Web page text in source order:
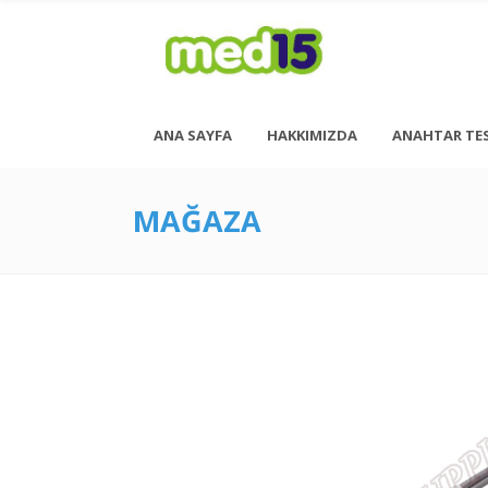
Pazartesi - Cuma 08:00 - 18:00
<h6 style= “font-size: 13px; font-weight: 600;
ANA SAYFA HAKKIMIZDA ANAHTAR
MAĞAZA